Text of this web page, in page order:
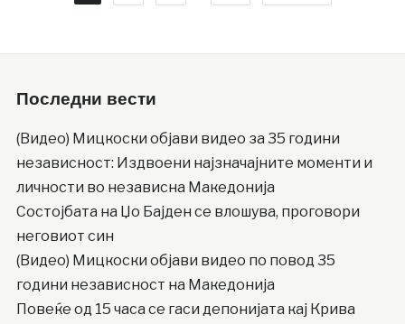
Последни вести
(Видео) Мицкоски објави видео за 35 години
независност: Издвоени најзначајните моменти и
личности во независна Македонија
Состојбата на Џо Бајден се влошува, проговори
неговиот син
(Видео) Мицкоски објави видео по повод 35
години независност на Македонија
Повеќе од 15 часа се гаси депонијата кај Крива